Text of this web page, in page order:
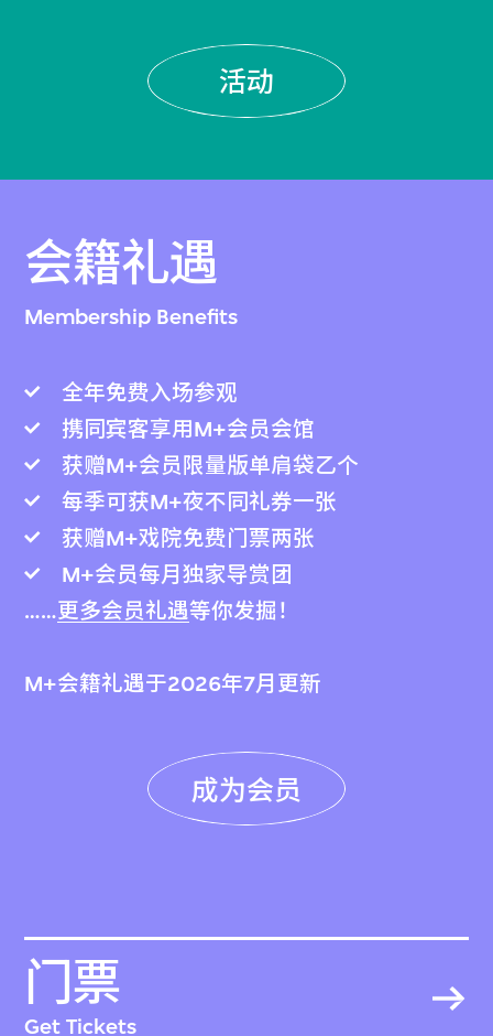
活动
会籍礼遇
Membership Benefits
全年免费入场参观
携同宾客享用M+会员会馆
获赠M+会员限量版单肩袋乙个
每季可获M+夜不同礼券一张
获赠M+戏院免费门票两张
M+会员每月独家导赏团
……更多会员礼遇等你发掘！
M+会籍礼遇于2026年7月更新
成为会员
门票
Get Tickets